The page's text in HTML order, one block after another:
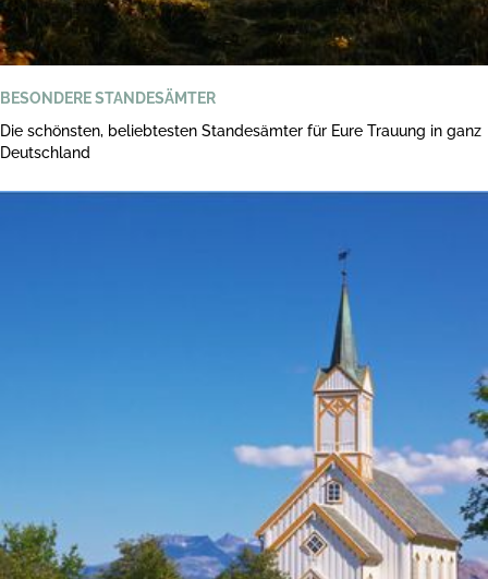
BESONDERE STANDESÄMTER
Die schönsten, beliebtesten Standesämter für Eure Trauung in ganz
Deutschland